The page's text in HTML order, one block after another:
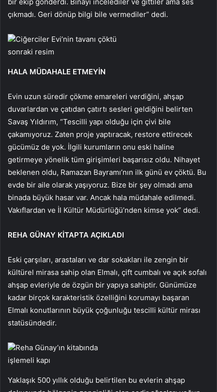
çıkmadı. Geri dönüp bilgi bile vermediler” dedi.
Ciğerciler Evi’nin tavanı çöktü
sonraki resim
HALA MÜDAHALE ETMEYİN
Evin uzun süredir çökme emareleri verdiğini, ahşap
duvarlardan ve çatıdan çatırtı sesleri geldiğini belirten
Savaş Yıldırım, “Tescilli yapı olduğu için çivi bile
çakamıyoruz. Zaten proje yaptıracak, restore ettirecek
gücümüz de yok. İlgili kurumların onu eski haline
getirmeye yönelik tüm girişimleri başarısız oldu. Nihayet
beklenen oldu, Ramazan Bayramı’nın ilk günü ev çöktü. Bu
evde bir aile olarak yaşıyoruz. Bize bir şey olmadı ama
binada büyük hasar var. Ancak hala müdahale edilmedi.
Vakıflardan ve İl Kültür Müdürlüğü’nden kimse yok” dedi.
REHA GÜNAY KİTAPTA AÇIKLADI
Eski çarşıları, arastaları ve dar sokakları ile zengin bir
kültürel mirasa sahip olan Elmalı, çift cumbalı ve açık sofalı
ahşap evleriyle de özgün bir yapıya sahiptir. Günümüze
kadar birçok karakteristik özelliğini korumayı başaran
Elmalı konutlarının büyük çoğunluğu tescilli kültür mirası
statüsündedir.
Reha Günay’ın kitabında
işlemeli kapı
Yaklaşık 500 yıllık olduğu belirtilen bu evlerin ahşap